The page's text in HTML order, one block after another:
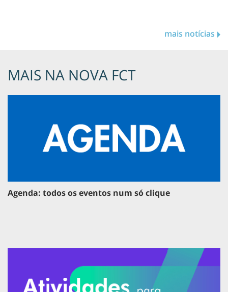
mais notícias
MAIS NA NOVA FCT
Agenda: todos os eventos num só clique